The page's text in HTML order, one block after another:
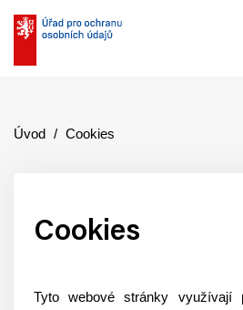
Úvod Cookies
Cookies
Tyto webové stránky využívají